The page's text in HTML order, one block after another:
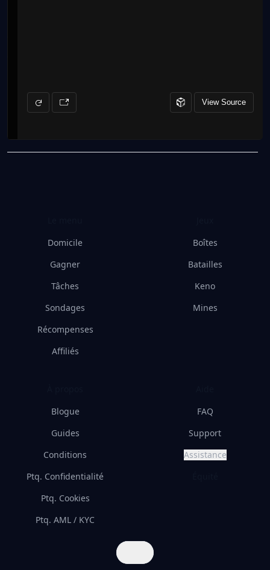
Domicile
Gagner
Tâches
Sondages
Récompenses
Affiliés
Boîtes
Batailles
Keno
Mines
Blogue
Guides
Conditions
Ptq. Confidentialité
Ptq. Cookies
Ptq. AML / KYC
FAQ
Support
Assistance